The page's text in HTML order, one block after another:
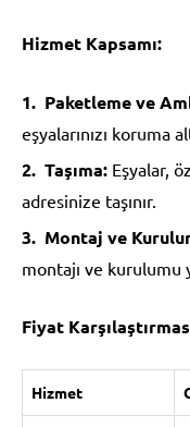
Hizmet Kapsamı:
Paketleme ve
eşyalarınızı koruma
Taşıma: Eşyalar,
adresinize taşınır.
Montaj ve
montajı ve kurulumu
Fiyat
Hizmet